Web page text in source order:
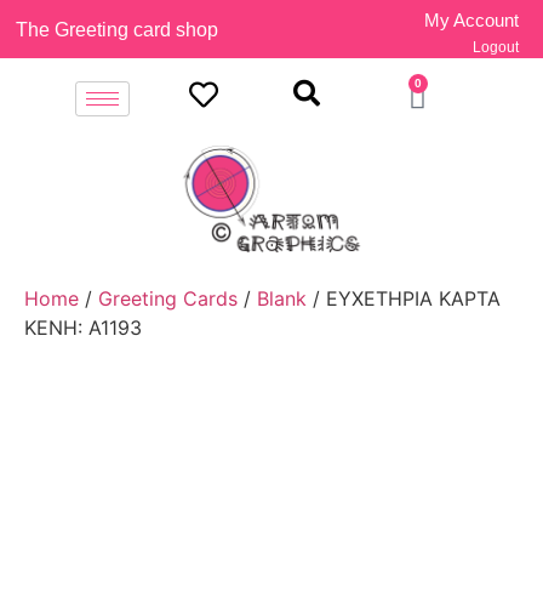
The Greeting card shop My Account
Logout
0
Home / Greeting Cards / Blank / ΕΥΧΕΤΗΡΙΑ ΚΑΡΤΑ
ΚΕΝΗ: A1193